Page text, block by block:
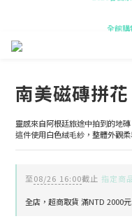
南美磁磚拼
靈感來自阿根廷旅途中拍到的地磚
這件使用白色絨毛紗，整體外觀柔
至08/26 16:00截止 指定商
全店，超商取貨 滿NTD 2000